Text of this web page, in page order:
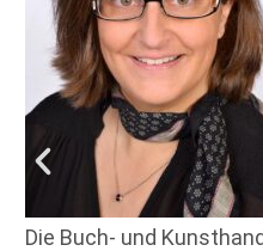
Die Buch- und